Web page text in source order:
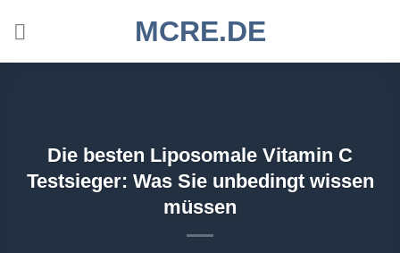
MCRE.DE
Die besten Liposomale Vitamin C
Testsieger: Was Sie unbedingt wissen
müssen